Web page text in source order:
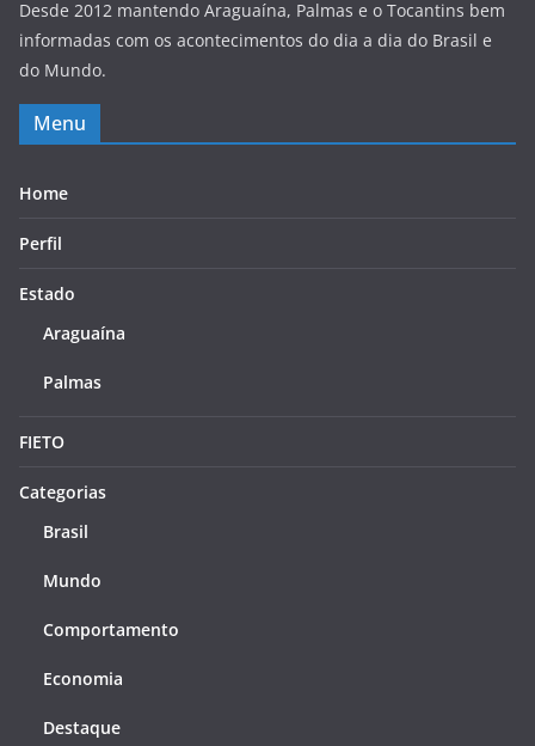
Desde 2012 mantendo Araguaína, Palmas e o Tocantins bem
informadas com os acontecimentos do dia a dia do Brasil e
do Mundo.
Menu
Home
Perfil
Estado
Araguaína
Palmas
FIETO
Categorias
Brasil
Mundo
Comportamento
Economia
Destaque